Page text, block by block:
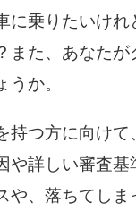
に乗りたいけ
また、あなた
か。
持つ方に向け
や詳しい審査
や、落ちてし